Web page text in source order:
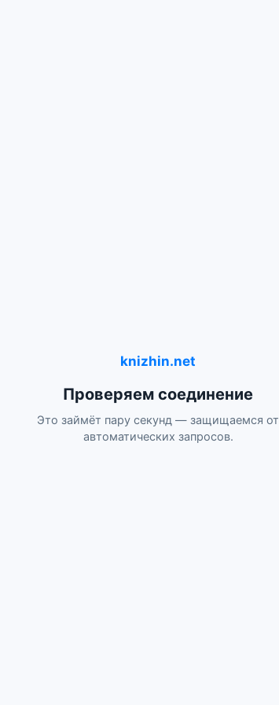
knizhin.net
Проверяем соединение
Это займёт пару секунд — защищаемся от
автоматических запросов.